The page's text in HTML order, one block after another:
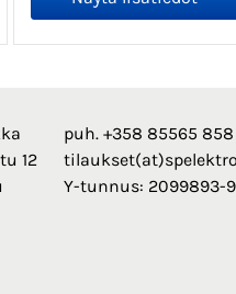
12
puh. +358 85565 858
Y-tunnus: 2099893-9